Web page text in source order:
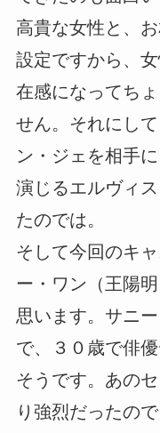
高貴な女性と、
設定ですから、
在感になってち
せん。それにし
ン・ジェを相手
演じるエルヴィ
たのでは。
そして今回のキ
ー・ワン（王陽
思います。サニ
で、３０歳で俳
そうです。あの
り強烈だったの